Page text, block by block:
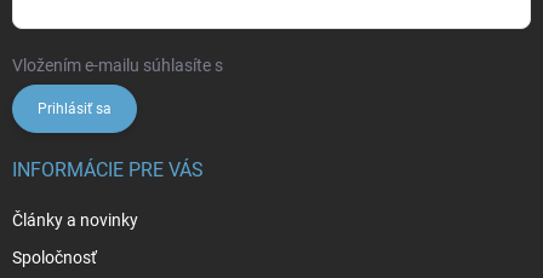
Vložením e-mailu súhlasíte s
Prihlásiť sa
INFORMÁCIE PRE VÁS
Články a novinky
Spoločnosť